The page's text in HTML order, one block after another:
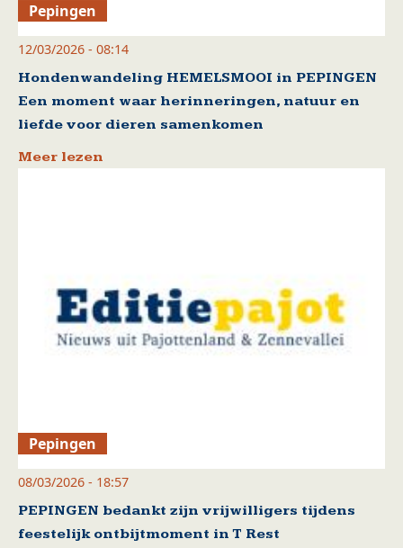
Pepingen
12/03/2026 - 08:14
Hondenwandeling HEMELSMOOI in PEPINGEN
Een moment waar herinneringen, natuur en
liefde voor dieren samenkomen
Meer lezen
Pepingen
08/03/2026 - 18:57
PEPINGEN bedankt zijn vrijwilligers tijdens
feestelijk ontbijtmoment in T Rest